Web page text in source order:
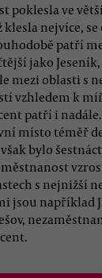
poklesla ve
klesla nejvíce,
patří
jako Jeseník,
mezi oblasti s
vzhledem k
patří i
místo téměř
bylo
s nejnižší
jsou například